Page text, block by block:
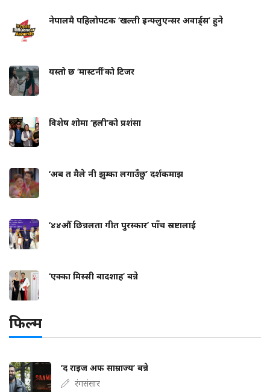
नेपालमै पहिलोपटक ‘खल्ती इन्फ्लुएन्सर अवार्ड्स’ हुने
यस्तो छ ‘मास्टर्नी’को टिजर
विशेष शोमा ‘हली’को प्रशंसा
‘अब त मैले नी झुम्का लगाउँछु’ दर्शकमाझ
‘४४औँ छिन्नलता गीत पुरस्कार’ पाँच स्रष्टालाई
‘एक्का मिस्सी बादशाह’ बन्ने
फिल्म
‘द राइज अफ साम्राज्य’ बन्ने
रंगसंसार